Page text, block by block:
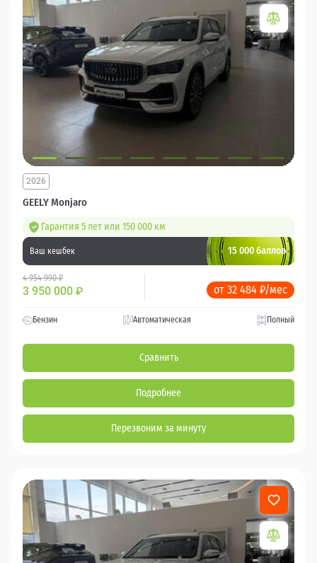
GEELY Monjaro
2026
Гарантия 5 лет или 150 000 км
Ваш кешбек 15 000 баллов
4 954 990 ₽
3 950 000 ₽ от 32 484 ₽/мес
Бензин Автоматическая Полный
Сравнить
Подробнее
Перезвоним за минуту